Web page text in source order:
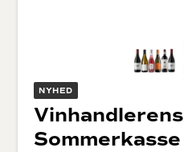
NYHED
Vinhandlerens
Sommerkasse